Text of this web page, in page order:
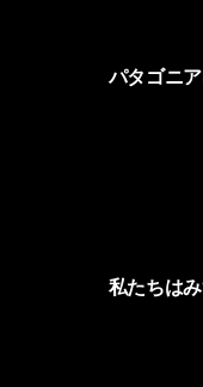
パタゴニ
私たちは